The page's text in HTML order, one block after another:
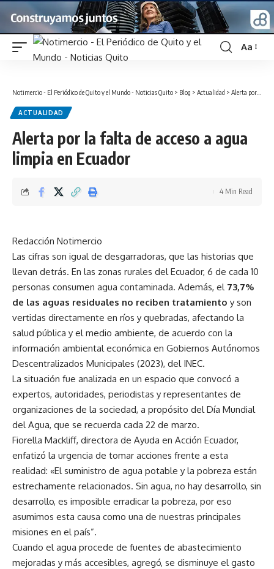
Font
Aa
Notimercio - El Periódico de Quito y el Mundo - Noticias Quito > Blog > Actualidad > Alerta por la falta de acceso a agua limpia en Ecuador
ACTUALIDAD
Alerta por la falta de acceso a agua
limpia en Ecuador
4 Min Read
Redacción Notimercio
Las cifras son igual de desgarradoras, que las historias que
llevan detrás. En las zonas rurales del Ecuador, 6 de cada 10
personas consumen agua contaminada. Además, el 73,7%
de las aguas residuales no reciben tratamiento y son
vertidas directamente en ríos y quebradas, afectando la
salud pública y el medio ambiente, de acuerdo con la
información ambiental económica en Gobiernos Autónomos
Descentralizados Municipales (2023), del INEC.
La situación fue analizada en un espacio que convocó a
expertos, autoridades, periodistas y representantes de
organizaciones de la sociedad, a propósito del Día Mundial
del Agua, que se recuerda cada 22 de marzo.
Fiorella Mackliff, directora de Ayuda en Acción Ecuador,
enfatizó la urgencia de tomar acciones frente a esta
realidad: «El suministro de agua potable y la pobreza están
estrechamente relacionados. Sin agua, no hay desarrollo, sin
desarrollo, es imposible erradicar la pobreza, por eso
asumimos esta causa como una de nuestras principales
misiones en el país”.
Cuando el agua procede de fuentes de abastecimiento
mejoradas y más accesibles, agregó, se disminuye el gasto